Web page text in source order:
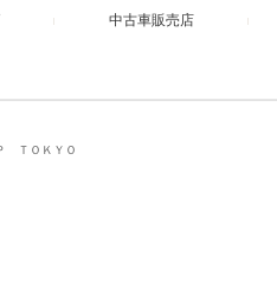
中古車販売店
ＴＯＫＹＯ